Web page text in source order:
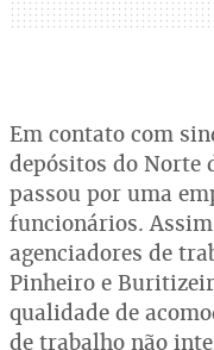
Em contato com
depósitos do Norte
passou por uma
funcionários.
agenciadores de
Pinheiro e
qualidade de
de trabalho não